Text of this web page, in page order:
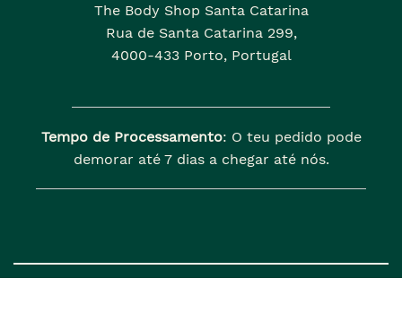
The Body Shop Santa Catarina
Rua de Santa Catarina 299,
4000-433 Porto, Portugal
Tempo de Processamento: O teu pedido pode
demorar até 7 dias a chegar até nós.